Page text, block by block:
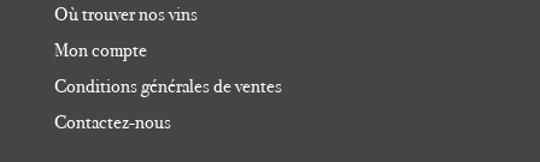
Où trouver nos vins
Mon compte
Conditions générales de ventes
Contactez-nous